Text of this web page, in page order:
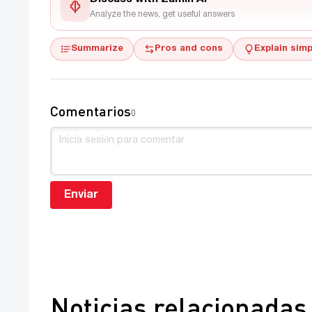
Analyze the news, get useful answers
Summarize Pros and cons Explain
Comentarios0
Enviar